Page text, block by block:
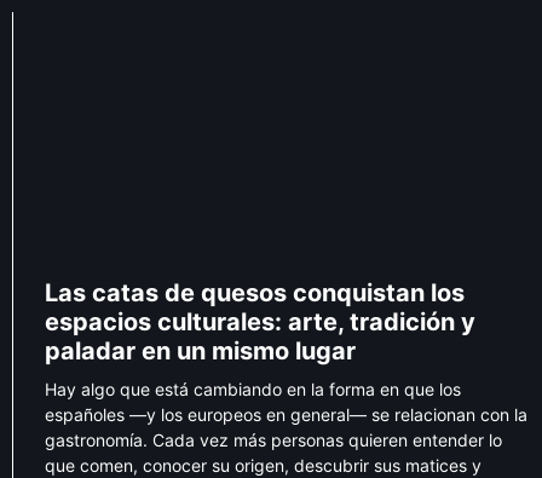
Las catas de quesos conquistan los
espacios culturales: arte, tradición y
paladar en un mismo lugar
Hay algo que está cambiando en la forma en que los
españoles —y los europeos en general— se relacionan con la
gastronomía. Cada vez más personas quieren entender lo
que comen, conocer su origen, descubrir sus matices y